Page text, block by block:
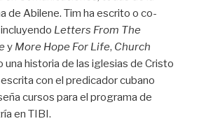
de Abilene. Tim ha escrito o co-
Letters From The
y More Hope For Life, Church
una historia de las iglesias de Cristo
con el predicador cubano
cursos para el programa de
en TIBI.